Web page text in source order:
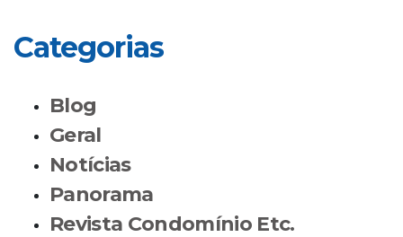
Categorias
Blog
Geral
Notícias
Panorama
Revista Condomínio Etc.